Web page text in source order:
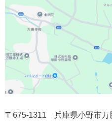
〒675-1311 兵庫県小野市万